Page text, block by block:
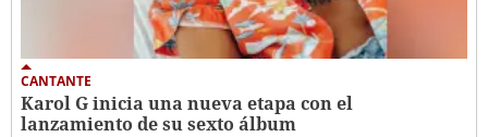
CANTANTE
Karol G inicia una nueva etapa con el
lanzamiento de su sexto álbum